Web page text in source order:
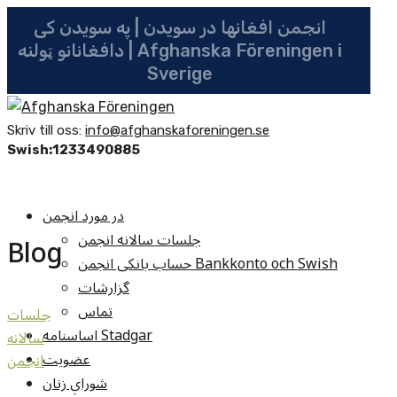
انجمن افغانها در سویدن | په سویدن کی
دافغانانو ټولنه | Afghanska Föreningen i
Sverige
Skriv till oss: info@afghanskaforeningen.se
Swish:1233490885
در مورد انجمن
جلسات سالانه انجمن
حساب بانکی انجمن Bankkonto och Swish
گزارشات
تماس
اساسنامه Stadgar
عضویت
شوراي زنان
Blog
جلسات
سالانه
انجمن